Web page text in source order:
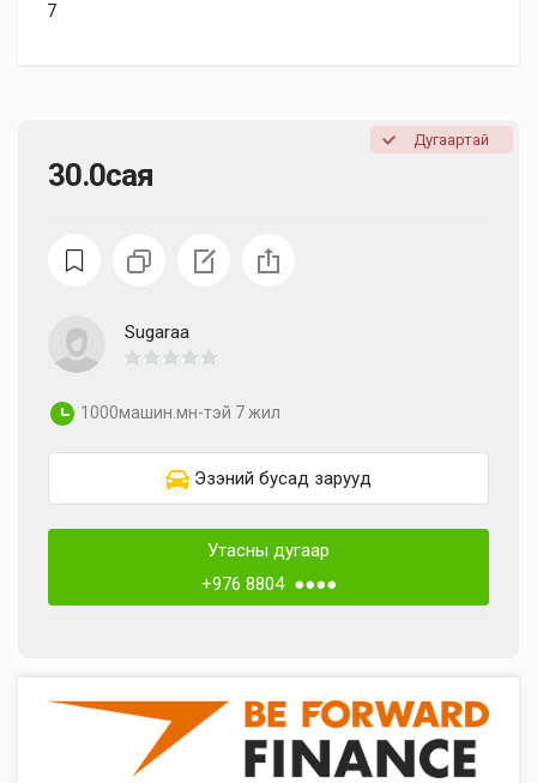
30.0сая
Дугаартай
Sugaraa
1000машин.мн-тэй 7 жил
Эзэний бусад зарууд
Утасны дугаар
+976 8804 ●●●●
7